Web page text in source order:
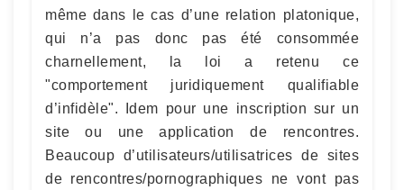
même dans le cas d’une relation platonique,
qui n’a pas donc pas été consommée
charnellement, la loi a retenu ce
"comportement juridiquement qualifiable
d’infidèle". Idem pour une inscription sur un
site ou une application de rencontres.
Beaucoup d’utilisateurs/utilisatrices de sites
de rencontres/pornographiques ne vont pas